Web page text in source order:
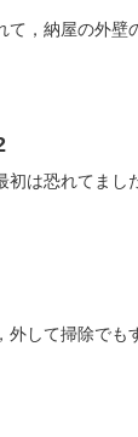
て，納屋の外
初は恐れてま
外して掃除で